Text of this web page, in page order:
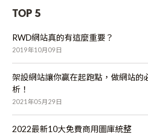
TOP 5
RWD網站真的有這麼重要？
2019年10月09日
架設網站讓你贏在起跑點，做網站的
析！
2021年05月29日
2022最新10大免費商用圖庫統整